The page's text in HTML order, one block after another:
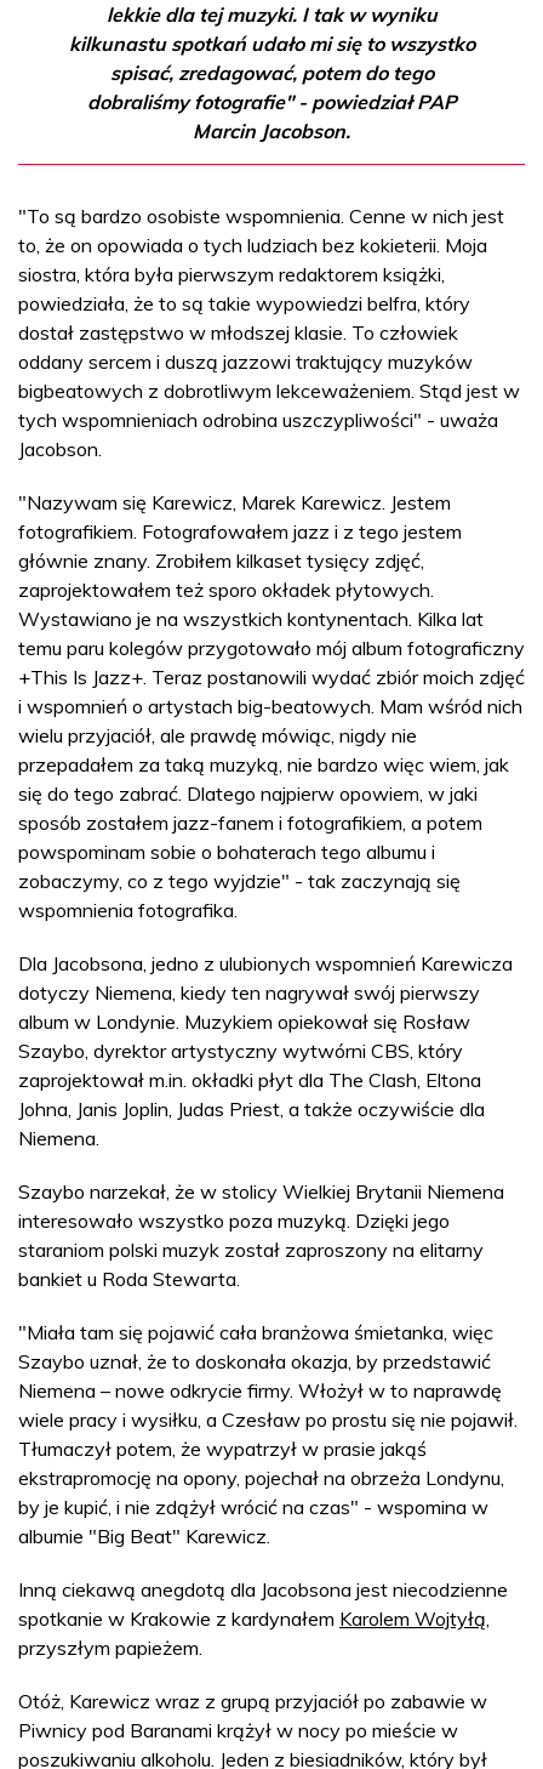
lekkie dla tej muzyki. I tak w wyniku
kilkunastu spotkań udało mi się to wszystko
spisać, zredagować, potem do tego
dobraliśmy fotografie" - powiedział PAP
Marcin Jacobson.
"To są bardzo osobiste wspomnienia. Cenne w nich jest
to, że on opowiada o tych ludziach bez kokieterii. Moja
siostra, która była pierwszym redaktorem książki,
powiedziała, że to są takie wypowiedzi belfra, który
dostał zastępstwo w młodszej klasie. To człowiek
oddany sercem i duszą jazzowi traktujący muzyków
bigbeatowych z dobrotliwym lekceważeniem. Stąd jest w
tych wspomnieniach odrobina uszczypliwości" - uważa
Jacobson.
"Nazywam się Karewicz, Marek Karewicz. Jestem
fotografikiem. Fotografowałem jazz i z tego jestem
głównie znany. Zrobiłem kilkaset tysięcy zdjęć,
zaprojektowałem też sporo okładek płytowych.
Wystawiano je na wszystkich kontynentach. Kilka lat
temu paru kolegów przygotowało mój album fotograficzny
+This Is Jazz+. Teraz postanowili wydać zbiór moich zdjęć
i wspomnień o artystach big-beatowych. Mam wśród nich
wielu przyjaciół, ale prawdę mówiąc, nigdy nie
przepadałem za taką muzyką, nie bardzo więc wiem, jak
się do tego zabrać. Dlatego najpierw opowiem, w jaki
sposób zostałem jazz-fanem i fotografikiem, a potem
powspominam sobie o bohaterach tego albumu i
zobaczymy, co z tego wyjdzie" - tak zaczynają się
wspomnienia fotografika.
Dla Jacobsona, jedno z ulubionych wspomnień Karewicza
dotyczy Niemena, kiedy ten nagrywał swój pierwszy
album w Londynie. Muzykiem opiekował się Rosław
Szaybo, dyrektor artystyczny wytwórni CBS, który
zaprojektował m.in. okładki płyt dla The Clash, Eltona
Johna, Janis Joplin, Judas Priest, a także oczywiście dla
Niemena.
Szaybo narzekał, że w stolicy Wielkiej Brytanii Niemena
interesowało wszystko poza muzyką. Dzięki jego
staraniom polski muzyk został zaproszony na elitarny
bankiet u Roda Stewarta.
"Miała tam się pojawić cała branżowa śmietanka, więc
Szaybo uznał, że to doskonała okazja, by przedstawić
Niemena – nowe odkrycie firmy. Włożył w to naprawdę
wiele pracy i wysiłku, a Czesław po prostu się nie pojawił.
Tłumaczył potem, że wypatrzył w prasie jakąś
ekstrapromocję na opony, pojechał na obrzeża Londynu,
by je kupić, i nie zdążył wrócić na czas" - wspomina w
albumie "Big Beat" Karewicz.
Inną ciekawą anegdotą dla Jacobsona jest niecodzienne
spotkanie w Krakowie z kardynałem Karolem Wojtyłą,
przyszłym papieżem.
Otóż, Karewicz wraz z grupą przyjaciół po zabawie w
Piwnicy pod Baranami krążył w nocy po mieście w
poszukiwaniu alkoholu. Jeden z biesiadników, który był